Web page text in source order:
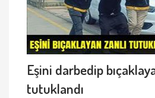
Eşini darbedip
tutuklandı